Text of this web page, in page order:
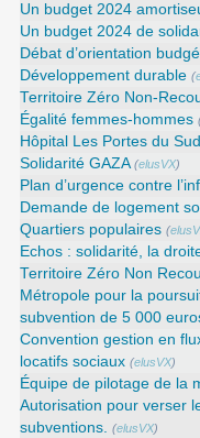
Un budget 2024
Un budget 2024 de
Débat d’orientation
Développement durable (
Territoire Zéro Non-
Égalité femmes-hommes
Hôpital Les Portes du Sud
Solidarité GAZA (elusVX)
Plan d’urgence contre
Demande de logement
Quartiers populaires (
Echos : solidarité, la
Territoire Zéro Non
Métropole pour la
subvention de 5 000
Convention gestion en
locatifs sociaux (elusVX)
Équipe de pilotage de la
Autorisation pour verser
subventions. (elusVX)